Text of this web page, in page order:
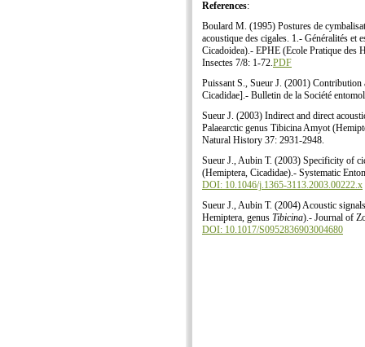
References:
Boulard M. (1995) Postures de
acoustique des cigales. 1.- Généralités et
Cicadoidea).- EPHE (Ecole Pratique des
Insectes 7/8: 1-72.PDF
Puissant S., Sueur J. (2001) Contribution
Cicadidae].- Bulletin de la Société
Sueur J. (2003) Indirect and direct
Palaearctic genus Tibicina Amyot
Natural History 37: 2931-2948.
Sueur J., Aubin T. (2003) Specificity of
(Hemiptera, Cicadidae).- Systematic
DOI: 10.1046/j.1365-3113.2003.00222.x
Sueur J., Aubin T. (2004) Acoustic
Hemiptera, genus Tibicina).- Journal of
DOI: 10.1017/S0952836903004680